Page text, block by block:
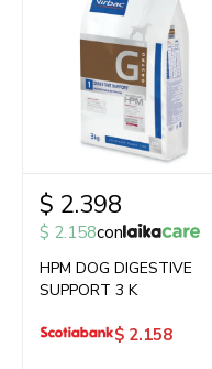
$ 2.398
$ 2.158con
HPM DOG DIGESTIVE
SUPPORT 3 K
$ 2.158